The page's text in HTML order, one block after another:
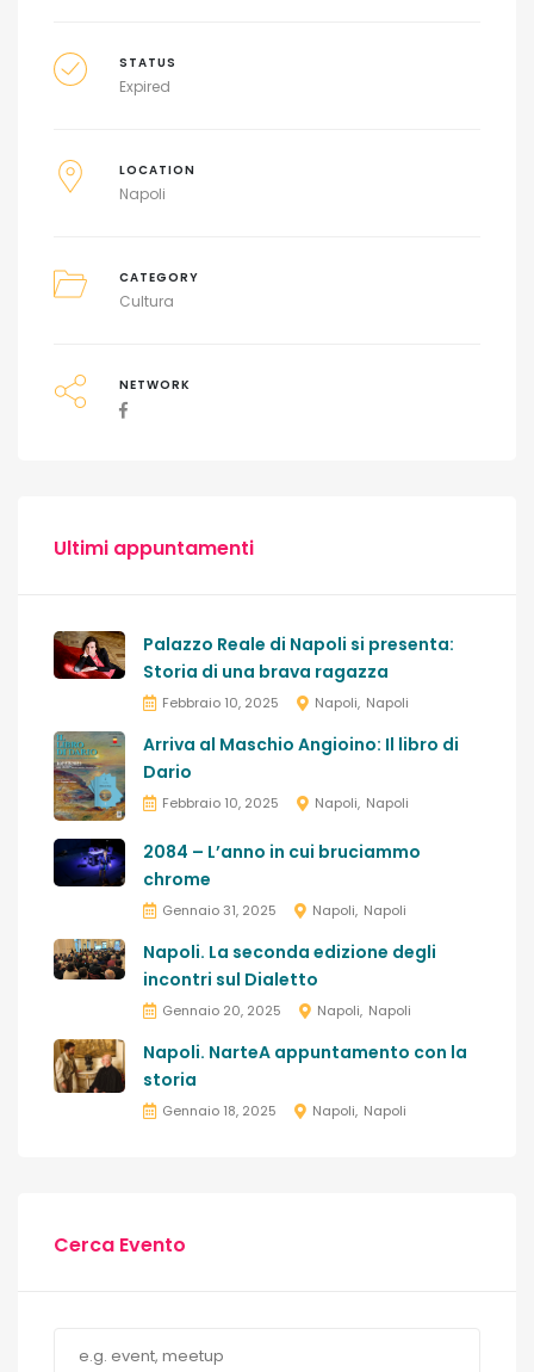
STATUS
Expired
LOCATION
Napoli
CATEGORY
Cultura
NETWORK
Ultimi appuntamenti
Palazzo Reale di Napoli si presenta:
Storia di una brava ragazza
Febbraio 10, 2025 Napoli Napoli
Arriva al Maschio Angioino: Il libro di
Dario
Febbraio 10, 2025 Napoli Napoli
2084 – L’anno in cui bruciammo
chrome
Gennaio 31, 2025 Napoli Napoli
Napoli. La seconda edizione degli
incontri sul Dialetto
Gennaio 20, 2025 Napoli Napoli
Napoli. NarteA appuntamento con la
storia
Gennaio 18, 2025 Napoli Napoli
Cerca Evento